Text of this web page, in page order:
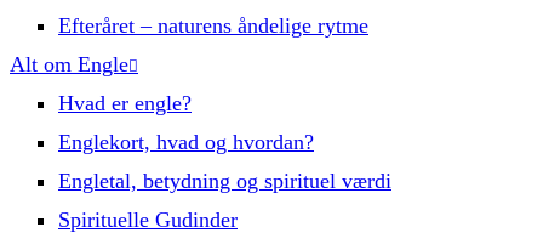
Efteråret – naturens åndelige rytme
Alt om Engle
Hvad er engle?
Englekort, hvad og hvordan?
Engletal, betydning og spirituel værdi
Spirituelle Gudinder